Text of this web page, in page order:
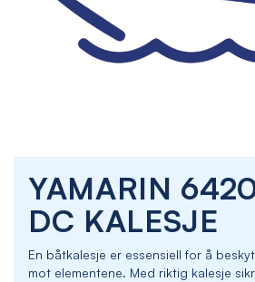
YAMARIN
DC KALESJE
En båtkalesje er essensiell for å
mot elementene. Med riktig kalesje
beginning
the
images